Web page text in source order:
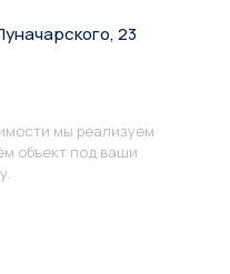
23
мы реализуем
объект под ваши